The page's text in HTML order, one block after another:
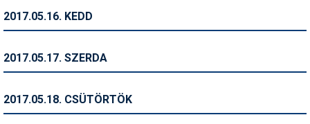
Síszerviz
2017.05.16. KEDD
2017.05.17. SZERDA
2017.05.18. CSÜTÖRTÖK